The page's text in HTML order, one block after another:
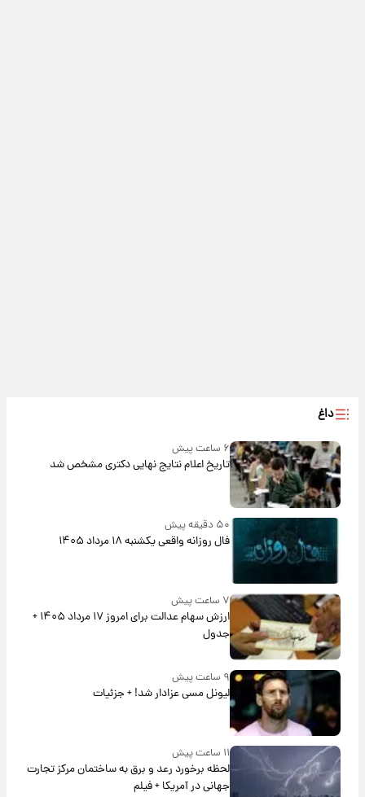
داغ
۶ ساعت پیش
تاریخ اعلام نتایج نهایی دکتری مشخص شد
۵۰ دقیقه پیش
فال روزانه واقعی یکشنبه ۱۸ مرداد ۱۴۰۵
۷ ساعت پیش
ارزش سهام عدالت برای امروز ۱۷ مرداد ۱۴۰۵ +
جدول
۹ ساعت پیش
لیونل مسی عزادار شد! + جزئیات
۱۱ ساعت پیش
لحظه برخورد رعد و برق به ساختمان مرکز تجارت
جهانی در آمریکا + فیلم